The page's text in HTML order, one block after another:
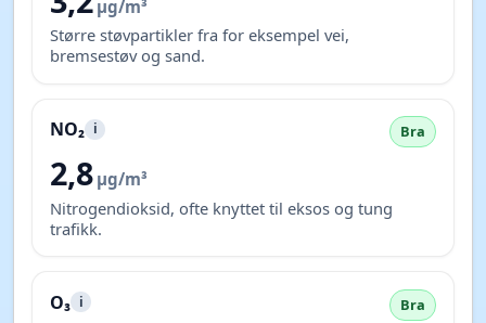
µg/m³
Større støvpartikler fra for eksempel vei,
bremsestøv og sand.
NO₂ i Bra
2,8 µg/m³
Nitrogendioksid, ofte knyttet til eksos og tung
trafikk.
O₃ i Bra